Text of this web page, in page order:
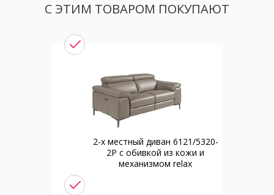
С ЭТИМ ТОВАРОМ ПОКУПАЮТ
2-х местный диван 6121/5320-
2P с обивкой из кожи и
механизмом relax